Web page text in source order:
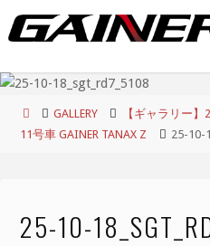
ン
ン
ホ
ー
GALLERY
【ギャラリー】
11号車 GAINER TANAX Z
25-10-
25-10-